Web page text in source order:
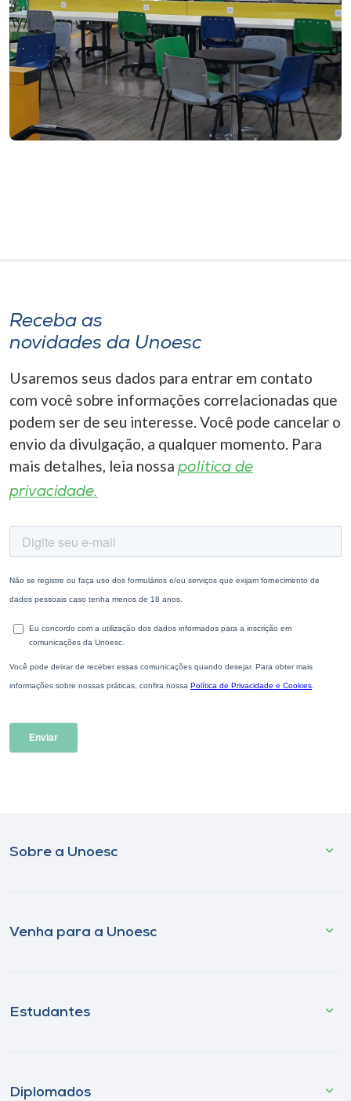
Receba as
novidades da Unoesc
Usaremos seus dados para entrar em contato
com você sobre informações correlacionadas que
podem ser de seu interesse. Você pode cancelar o
envio da divulgação, a qualquer momento. Para
mais detalhes, leia nossa política de
privacidade.
Sobre a Unoesc
Venha para a Unoesc
Estudantes
Diplomados